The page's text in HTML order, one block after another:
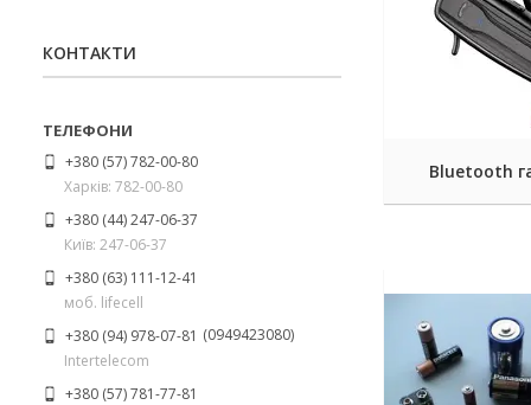
Bluetooth
КОНТАКТИ
+380 (57) 782-00-80
Харків: 782-00-80
+380 (44) 247-06-37
Київ: 247-06-37
+380 (63) 111-12-41
моб. lifecell
+380 (94) 978-07-81
0949423080
Intertelecom
+380 (57) 781-77-81